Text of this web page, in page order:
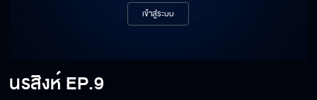
เข้าสู่ระบบ
นรสิงห์EP.9